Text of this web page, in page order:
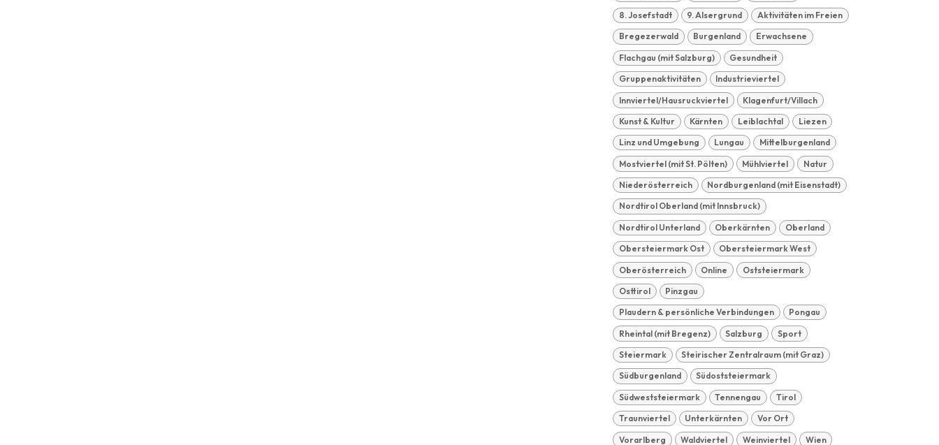
8. Josefstadt 9. Alsergrund Aktivitäten im Freien
Bregezerwald Burgenland Erwachsene
Flachgau (mit Salzburg) Gesundheit
Gruppenaktivitäten Industrieviertel
Innviertel/Hausruckviertel Klagenfurt/Villach
Kunst & Kultur Kärnten Leiblachtal Liezen
Linz und Umgebung Lungau Mittelburgenland
Mostviertel (mit St. Pölten) Mühlviertel Natur
Niederösterreich Nordburgenland (mit Eisenstadt)
Nordtirol Oberland (mit Innsbruck)
Nordtirol Unterland Oberkärnten Oberland
Obersteiermark Ost Obersteiermark West
Oberösterreich Online Oststeiermark
Osttirol Pinzgau
Plaudern & persönliche Verbindungen Pongau
Rheintal (mit Bregenz) Salzburg Sport
Steiermark Steirischer Zentralraum (mit Graz)
Südburgenland Südoststeiermark
Südweststeiermark Tennengau Tirol
Traunviertel Unterkärnten Vor Ort
Vorarlberg Waldviertel Weinviertel Wien